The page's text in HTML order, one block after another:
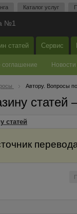
Каталог услуг
№1
статей Сервис
соглашение Новости
Автору. Вопросы
статей